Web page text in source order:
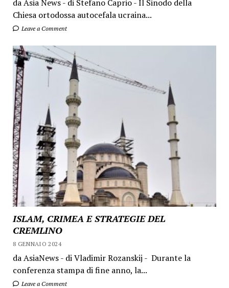
da Asia News - di Stefano Caprio - Il Sinodo della
Chiesa ortodossa autocefala ucraina...
Leave a Comment
ISLAM, CRIMEA E STRATEGIE DEL
CREMLINO
8 GENNAIO 2024
da AsiaNews - di Vladimir Rozanskij - Durante la
conferenza stampa di fine anno, la...
Leave a Comment